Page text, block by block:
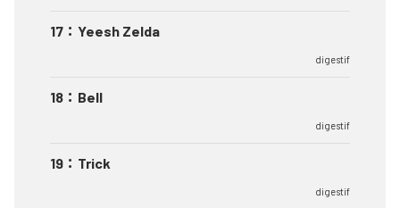
17 ： Yeesh Zelda
digestif
18 ： Bell
digestif
19 ： Trick
digestif